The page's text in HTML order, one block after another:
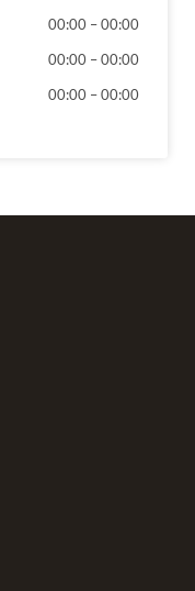
00:00 –00:00
00:00 –00:00
00:00 –00:00